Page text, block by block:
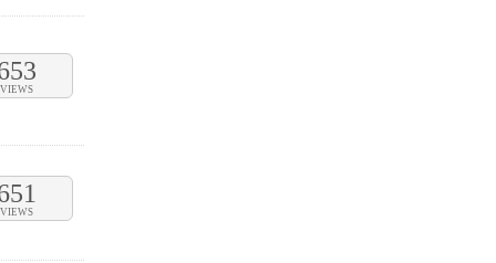
VIEWS
VIEWS